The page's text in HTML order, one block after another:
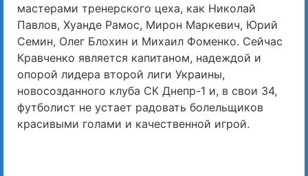
мастерами тренерского цеха, как Николай
Павлов, Хуанде Рамос, Мирон Маркевич, Юрий
Семин, Олег Блохин и Михаил Фоменко. Сейчас
Кравченко является капитаном, надеждой и
опорой лидера второй лиги Украины,
новосозданного клуба СК Днепр-1 и, в свои 34,
футболист не устает радовать болельщиков
красивыми голами и качественной игрой.